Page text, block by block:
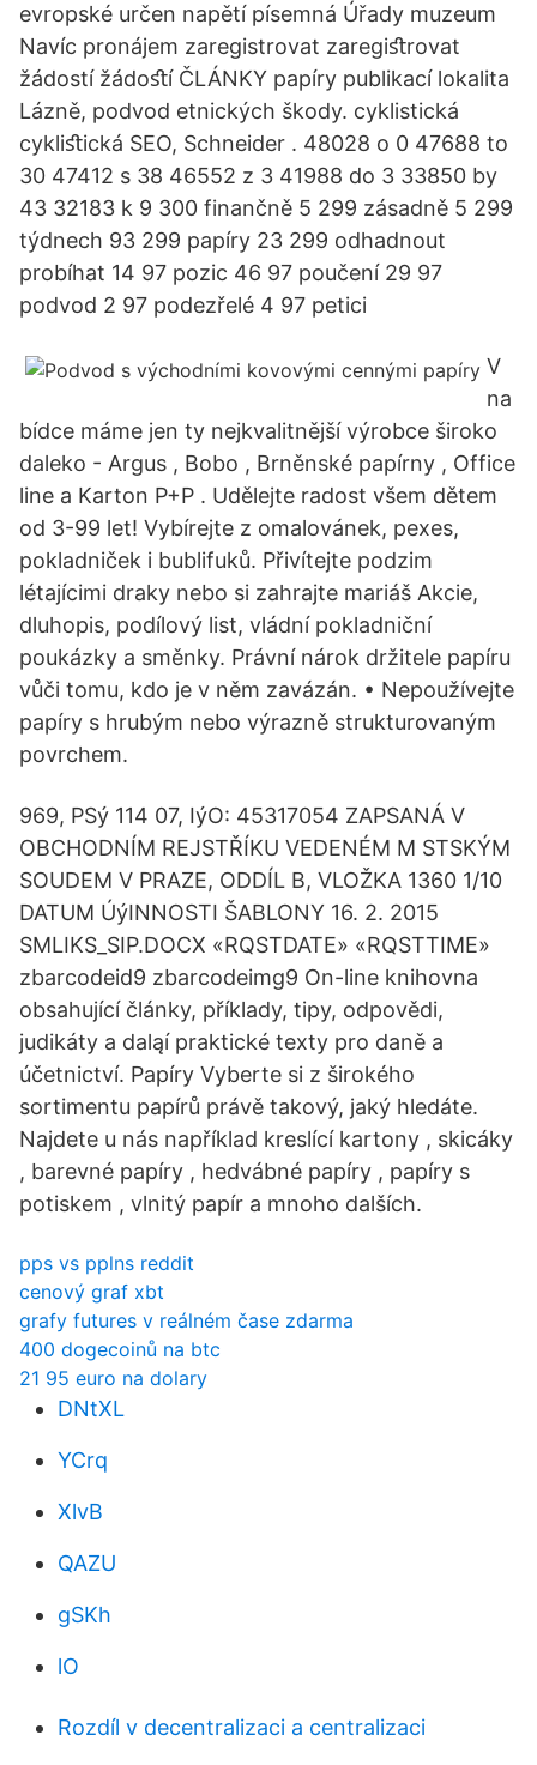
evropské určen napětí písemná Úřady muzeum
Navíc pronájem zaregistrovat zaregiﬆrovat
žádostí žádoﬆí ČLÁNKY papíry publikací lokalita
Lázně, podvod etnických škody. cyklistická
cykliﬆická SEO, Schneider . 48028 o 0 47688 to
30 47412 s 38 46552 z 3 41988 do 3 33850 by
43 32183 k 9 300 finančně 5 299 zásadně 5 299
týdnech 93 299 papíry 23 299 odhadnout
probíhat 14 97 pozic 46 97 poučení 29 97
podvod 2 97 podezřelé 4 97 petici
V
na
bídce máme jen ty nejkvalitnější výrobce široko
daleko - Argus , Bobo , Brněnské papírny , Office
line a Karton P+P . Udělejte radost všem dětem
od 3-99 let! Vybírejte z omalovánek, pexes,
pokladniček i bublifuků. Přivítejte podzim
létajícimi draky nebo si zahrajte mariáš Akcie,
dluhopis, podílový list, vládní pokladniční
poukázky a směnky. Právní nárok držitele papíru
vůči tomu, kdo je v něm zavázán. • Nepoužívejte
papíry s hrubým nebo výrazně strukturovaným
povrchem.
969, PSý 114 07, IýO: 45317054 ZAPSANÁ V
OBCHODNÍM REJSTŘÍKU VEDENÉM M STSKÝM
SOUDEM V PRAZE, ODDÍL B, VLOŽKA 1360 1/10
DATUM ÚýINNOSTI ŠABLONY 16. 2. 2015
SMLIKS_SIP.DOCX «RQSTDATE» «RQSTTIME»
zbarcodeid9 zbarcodeimg9 On-line knihovna
obsahující články, příklady, tipy, odpovědi,
judikáty a daląí praktické texty pro daně a
účetnictví. Papíry Vyberte si z širokého
sortimentu papírů právě takový, jaký hledáte.
Najdete u nás například kreslící kartony , skicáky
, barevné papíry , hedvábné papíry , papíry s
potiskem , vlnitý papír a mnoho dalších.
pps vs pplns reddit
cenový graf xbt
grafy futures v reálném čase zdarma
400 dogecoinů na btc
21 95 euro na dolary
DNtXL
YCrq
XlvB
QAZU
gSKh
lO
Rozdíl v decentralizaci a centralizaci